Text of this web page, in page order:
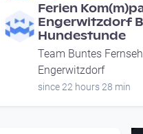
Ferien
Engerwitzdorf
Hundestunde
Team Buntes
Engerwitzdorf
since 22 hours 28 min